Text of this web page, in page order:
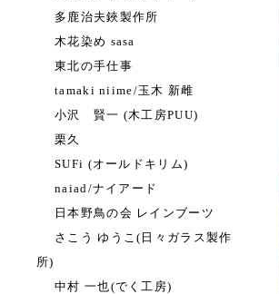
多鹿治夫鋏製作所
木花染め sasa
東北の手仕事
tamaki niime/玉木 新雌
小沢 賢一 (木工房PUU)
栗久
SUFi (オールドキリム)
naiad/ナイアード
日本野鳥の会 レインブーツ
さこう ゆうこ(日々ガラス製作
所)
中村 一也(でく工房)